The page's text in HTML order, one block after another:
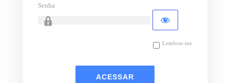
Senha
Lembrar-me